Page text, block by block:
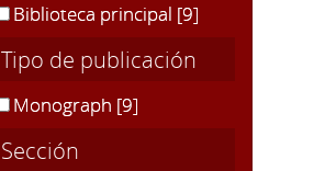
Biblioteca principal [9]
Tipo de publicación
Monograph [9]
Sección